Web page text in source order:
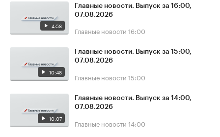
4:58
Главные новости. Выпуск за 16:00,
07.08.2026
Главные новости 16:00
10:48
Главные новости. Выпуск за 15:00,
07.08.2026
Главные новости 15:00
10:07
Главные новости. Выпуск за 14:00,
07.08.2026
Главные новости 14:00